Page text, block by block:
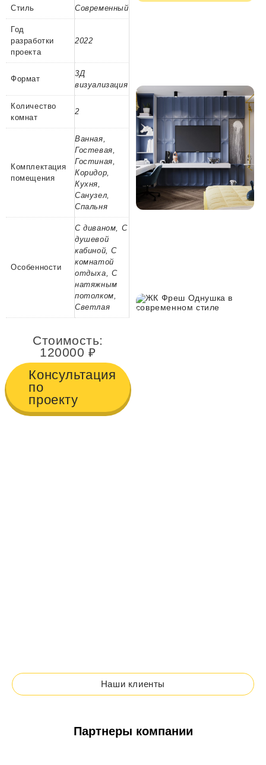
Стиль Современный
Год
разработки
проекта
2022
Формат
3Д
визуализация
Количество
комнат
2
Комплектация
помещения
Ванная,
Гостевая,
Гостиная,
Коридор,
Кухня,
Санузел,
Спальня
Особенности
С диваном, С
душевой
кабиной, С
комнатой
отдыха, С
натяжным
потолком,
Светлая
Стоимость:
120000
Консультация
по
проекту
Наши клиенты
Партнеры компании